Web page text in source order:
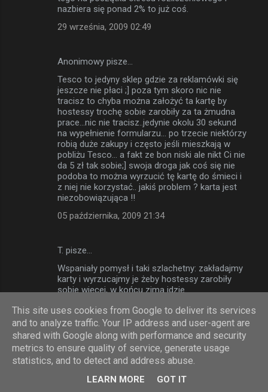
nazbiera się ponad 2% to już coś.
29 września, 2009 02:49
Anonimowy pisze…
Tesco to jedyny sklep gdzie za reklamówki się
jeszcze nie płaci ;] poza tym skoro nic nie
tracisz to chyba można założyć ta kartę by
hostessy trochę sobie zarobiły za ta żmudna
prace...nic nie tracisz..jedynie okolu 30 sekund
na wypełnienie formularzu... po trzecie niektórzy
robią duże zakupy i często jeśli mieszkają w
pobliżu Tesco... a fakt ze bon niski ale nikt Ci nie
da 5 zł tak sobie;] swoja droga jak coś się nie
podoba to można wyrzucić tę kartę do śmieci i
z niej nie korzystać.. jakiś problem ? karta jest
niezobowiązująca !!
05 października, 2009 21:34
T. pisze…
Wspaniały pomysł i taki szlachetny: zakładajmy
karty i wyrzucajmy je żeby hostessy zarobiły
sobie więcej, w końcu zima idzie.
06 października, 2009 16:37
Anonimowy pisze…
Ja wyrobiłem sobie Clubkartę właśnie po
faktycznie przelicznik był 1% poza tym było
This site uses cookies from Google to deliver its services
and to analyze traffic. Your IP address and user-agent are
shared with Google along with performance and security
metrics to ensure quality of service, generate usage
statistics, and to detect and address abuse.
LEARN MORE GOT IT